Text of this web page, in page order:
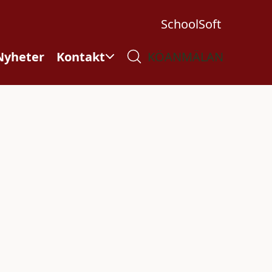
Kontakt
SchoolSoft
KÖANMÄLAN